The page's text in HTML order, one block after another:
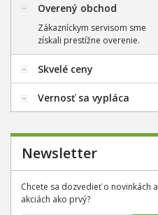
Overený obchod
Zákazníckym servisom sme
získali prestížne overenie.
Skvelé ceny
Vernosť sa vypláca
Newsletter
Chcete sa dozvedieť o novinkách a
akciách ako prvý?